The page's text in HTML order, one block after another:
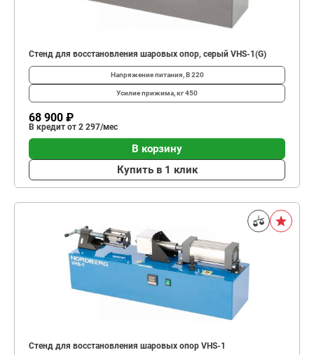
Стенд для восстановления шаровых опор, серый VHS-1(G)
Напряжение питания, В220
Усилие прижима, кг450
68 900 ₽
В кредит от 2 297/мес
В корзину
Купить в 1 клик
Стенд для восстановления шаровых опор VHS-1